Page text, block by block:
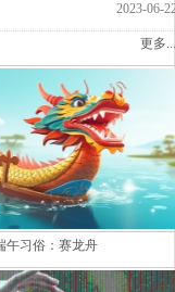
2023-06-
更多...
午习俗：赛龙舟